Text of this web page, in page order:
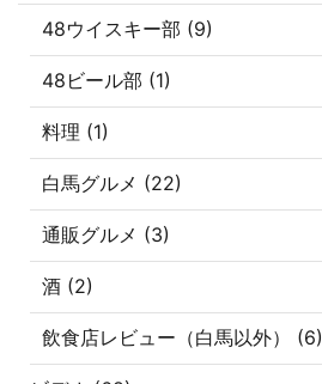
48ウイスキー部 (9)
48ビール部 (1)
料理 (1)
白馬グルメ (22)
通販グルメ (3)
酒 (2)
飲食店レビュー（白馬以外） (6)